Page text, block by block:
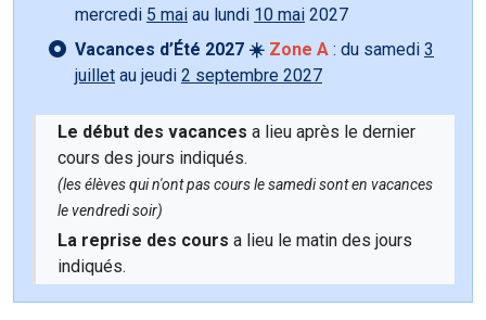
mercredi 5 mai au lundi 10 mai 2027
Vacances d’Été 2027 ☀️ Zone A : du samedi 3
juillet au jeudi 2 septembre 2027
Le début des vacances a lieu après le dernier
cours des jours indiqués.
(les élèves qui n'ont pas cours le samedi sont en vacances
le vendredi soir)
La reprise des cours a lieu le matin des jours
indiqués.